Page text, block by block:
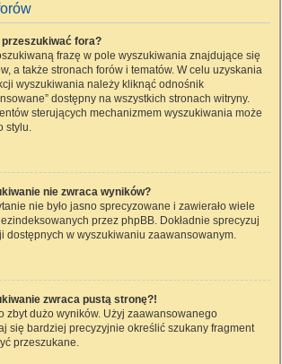
fora?
frazę w pole wyszukiwania znajdujące się
a także stronach forów i tematów. W celu uzyskania
wyszukiwania należy kliknąć odnośnik
dostępny na wszystkich stronach witryny.
sterujących mechanizmem wyszukiwania może
stylu.
nie zwraca wyników?
nie było jasno sprecyzowane i zawierało wiele
przez phpBB. Dokładnie sprecyzuj
dostępnych w wyszukiwaniu zaawansowanym.
zwraca pustą stronę?!
zbyt dużo wyników. Użyj zaawansowanego
się bardziej precyzyjnie określić szukany fragment
przeszukane.